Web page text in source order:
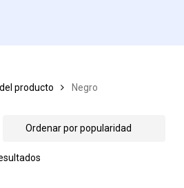
producto Negro
Ordenado